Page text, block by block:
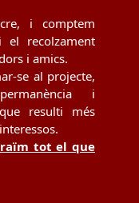
i comptem
el recolzament
i amics.
se al projecte,
i
resulti més
tot el que